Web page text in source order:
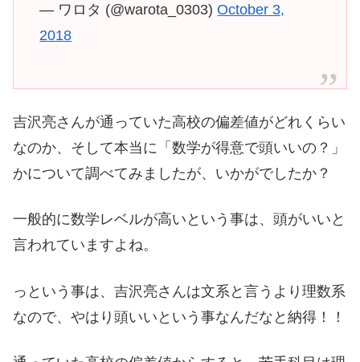
— ワロタ (@warota_0303)October 3,
2018
吉沢亮さんが通っていた高校の偏差値がどれくらい
なのか、そして本当に「数学が得意で頭いいの？」
かについて調べてみましたが、いかがでしたか？
一般的に数学レベルが高いという事は、頭がいいと
言われていますよね。
っという事は、吉沢亮さんは文系と言うより理数系
なので、やはり頭いいという事なんだなと納得！！